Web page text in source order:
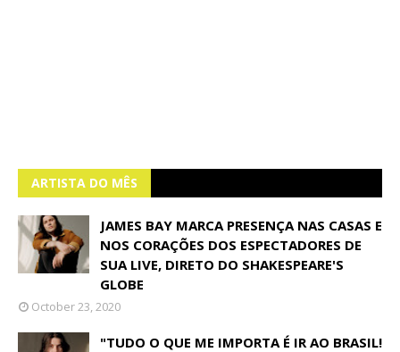
ARTISTA DO MÊS
JAMES BAY MARCA PRESENÇA NAS CASAS E
NOS CORAÇÕES DOS ESPECTADORES DE
SUA LIVE, DIRETO DO SHAKESPEARE'S
GLOBE
October 23, 2020
"TUDO O QUE ME IMPORTA É IR AO BRASIL!